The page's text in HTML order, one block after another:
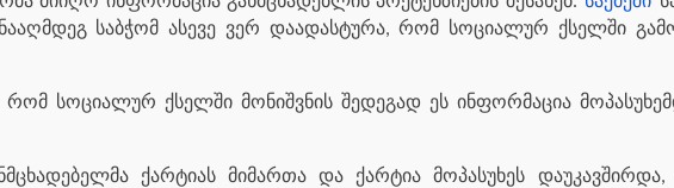
საბჭომ ასევე ვერ დაადასტურა, რომ სოციალურ ქსელში
სოციალურ ქსელში მონიშვნის შედეგად ეს ინფორმაცია
ქარტიას მიმართა და ქარტია მოპასუხეს დაუკავშირდა,